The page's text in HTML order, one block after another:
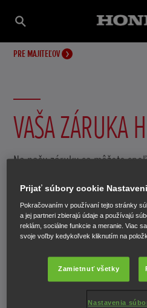
PRE MAJITEĽOV
VAŠA ZÁRUKA
Na našu záruku sa môžete
Originál Honda
Prijať súbory cookie
Pokračovaním v používaní tejto stránky
a jej partneri zbierajú údaje a používajú
reklám, sociálne funkcie a meranie. Viac
svoje voľby kedykoľvek kliknutím na
Zamietnuť všetky
Nastavenia